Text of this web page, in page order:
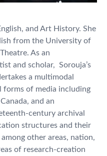
and Art History. She
from the University of
As an
and scholar, Sorouja’s
a multimodal
forms of media including
and an
century archival
structures and their
other areas, nation,
of research-creation